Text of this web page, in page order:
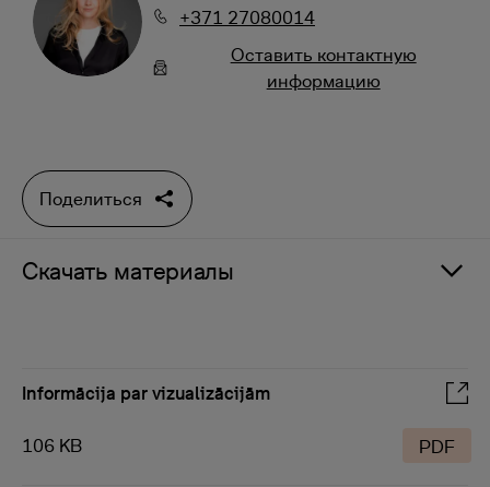
+371 27080014
Oставить контактную
информацию
Поделиться
Скачать материалы
Informācija par vizualizācijām
106 KB PDF